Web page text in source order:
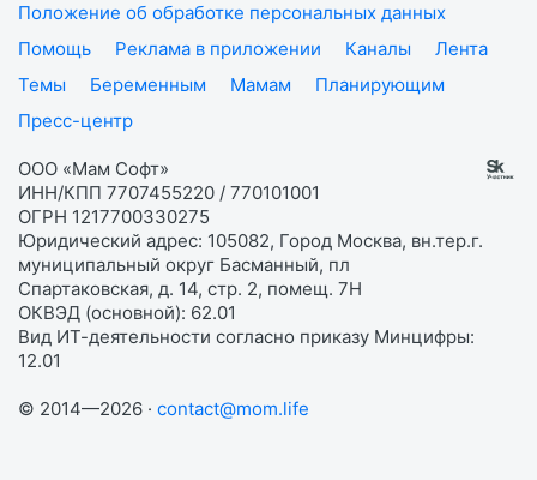
Положение об обработке персональных данных
Помощь
Реклама в приложении Каналы
Лента
Темы
Беременным Мамам
Планирующим
Пресс-центр
ООО «Мам Софт»
ИНН/КПП 7707455220 / 770101001
ОГРН 1217700330275
Юридический адрес: 105082, Город Москва, вн.тер.г.
муниципальный округ Басманный, пл
Спартаковская, д. 14, стр. 2, помещ. 7Н
ОКВЭД (основной): 62.01
Вид ИТ-деятельности согласно приказу Минцифры:
12.01
© 2014—2026 · contact@mom.life